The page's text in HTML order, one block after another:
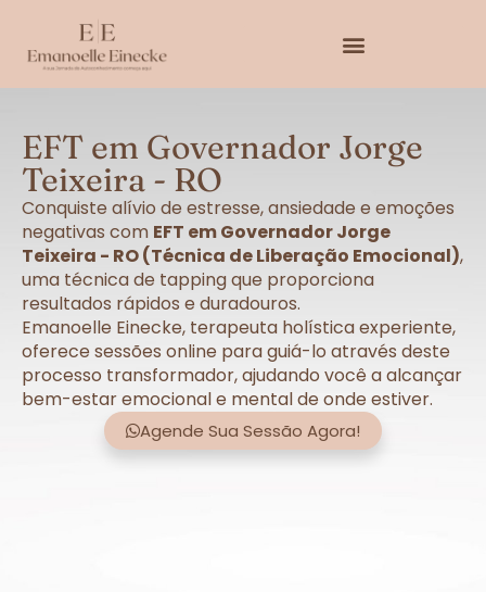
EFT em Governador Jorge
Teixeira - RO
Conquiste alívio de estresse, ansiedade e emoções
negativas com EFT em Governador Jorge
Teixeira - RO (Técnica de Liberação Emocional),
uma técnica de tapping que proporciona
resultados rápidos e duradouros.
Emanoelle Einecke, terapeuta holística experiente,
oferece sessões online para guiá-lo através deste
processo transformador, ajudando você a alcançar
bem-estar emocional e mental de onde estiver.
Agende Sua Sessão Agora!